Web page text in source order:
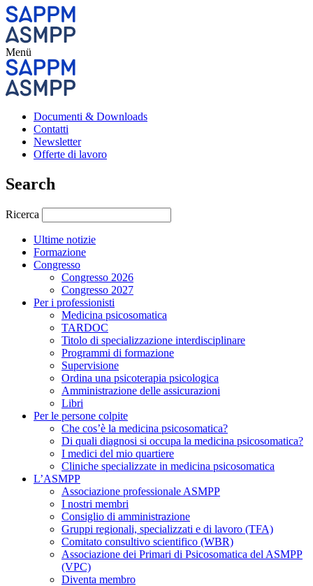
Menü
Documenti & Downloads
Contatti
Newsletter
Offerte di lavoro
Search
Ricerca
Ultime notizie
Formazione
Congresso
Congresso 2026
Congresso 2027
Per i professionisti
Medicina psicosomatica
TARDOC
Titolo di specializzazione interdisciplinare
Programmi di formazione
Supervisione
Ordina una psicoterapia psicologica
Amministrazione delle assicurazioni
Libri
Per le persone colpite
Che cos’è la medicina psicosomatica?
Di quali diagnosi si occupa la medicina psicosomatica?
I medici del mio quartiere
Cliniche specializzate in medicina psicosomatica
L’ASMPP
Associazione professionale ASMPP
I nostri membri
Consiglio di amministrazione
Gruppi regionali, specializzati e di lavoro (TFA)
Comitato consultivo scientifico (WBR)
Associazione dei Primari di Psicosomatica del ASMPP
(VPC)
Diventa membro